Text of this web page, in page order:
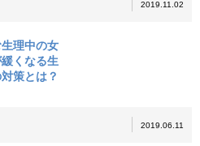
2019.11.02
生理中の女
くなる生
策とは？
2019.06.11